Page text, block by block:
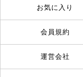
お気に入り
会員規約
運営会社